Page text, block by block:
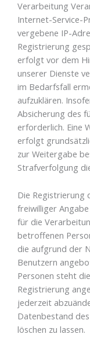
Verarbeitung
Internet-Service-
vergebene IP-
Registrierung
erfolgt vor dem
unserer Dienste
im Bedarfsfall
aufzuklären.
Absicherung des
erforderlich. Eine
erfolgt
zur Weitergabe
Strafverfolgung
Die Registrierung
freiwilliger
für die
betroffenen
die aufgrund der
Benutzern
Personen steht
Registrierung
jederzeit
Datenbestand
löschen zu lassen.